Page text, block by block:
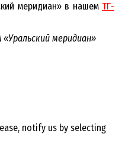
меридиан» в нашем ТГ-
меридиан»
notify us by selecting